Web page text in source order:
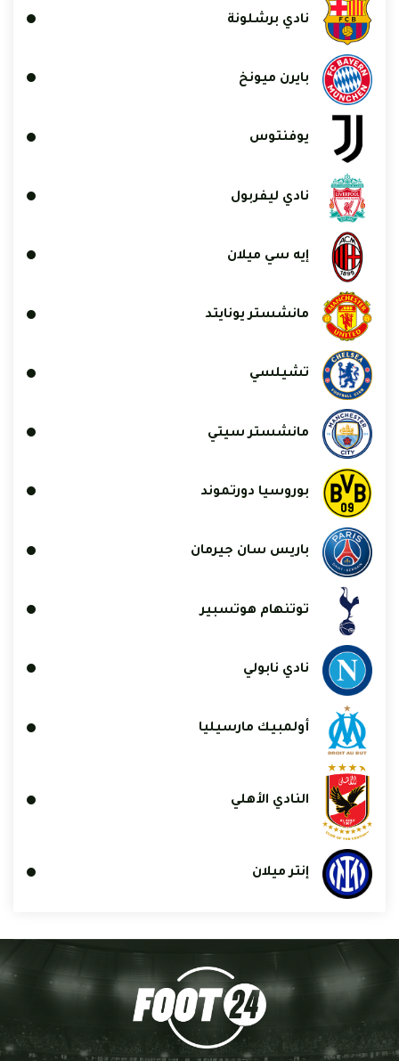
نادي برشلونة
بايرن ميونخ
يوفنتوس
نادي ليفربول
إيه سي ميلان
مانشستر يونايتد
تشيلسي
مانشستر سيتي
بوروسيا دورتموند
باريس سان جيرمان
توتنهام هوتسبير
نادي نابولي
أولمبيك مارسيليا
النادي الأهلي
إنتر ميلان